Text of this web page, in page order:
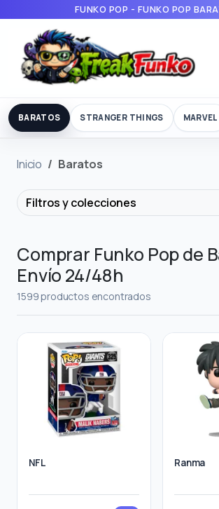
FUNKO POP - FUNKO POP
BARATOS STRANGER THINGS MARVEL
Inicio Baratos
Filtros y colecciones
Comprar Funko Pop de
Envío 24/48h
1599 productos encontrados
NFL Ranma